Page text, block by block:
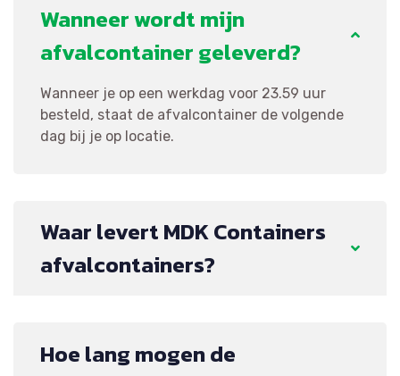
Wanneer wordt mijn
afvalcontainer geleverd?
Wanneer je op een werkdag voor 23.59 uur
besteld, staat de afvalcontainer de volgende
dag bij je op locatie.
Waar levert MDK Containers
afvalcontainers?
Hoe lang mogen de